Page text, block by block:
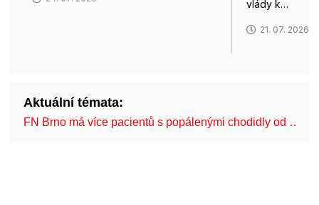
vlády k…
21. 07. 2026
Aktuální témata:
FN Brno má více pacientů s popálenými chodidly od …